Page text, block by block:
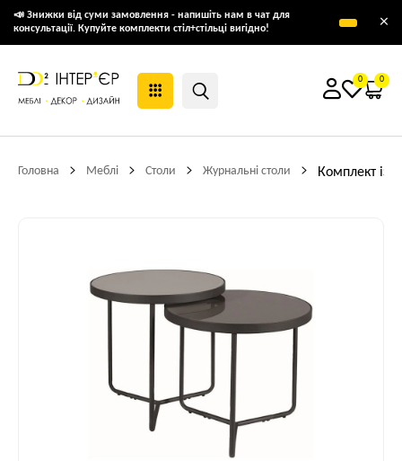
📣 Знижки від суми замовлення - напишіть нам в чат для
консультації. Купуйте комплекти стіл+стільці вигідно!
×
0 0
Головна Меблі Столи Журнальні столи Комплект із